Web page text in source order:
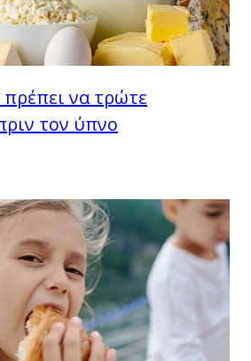
να τρώτε
τον ύπνο